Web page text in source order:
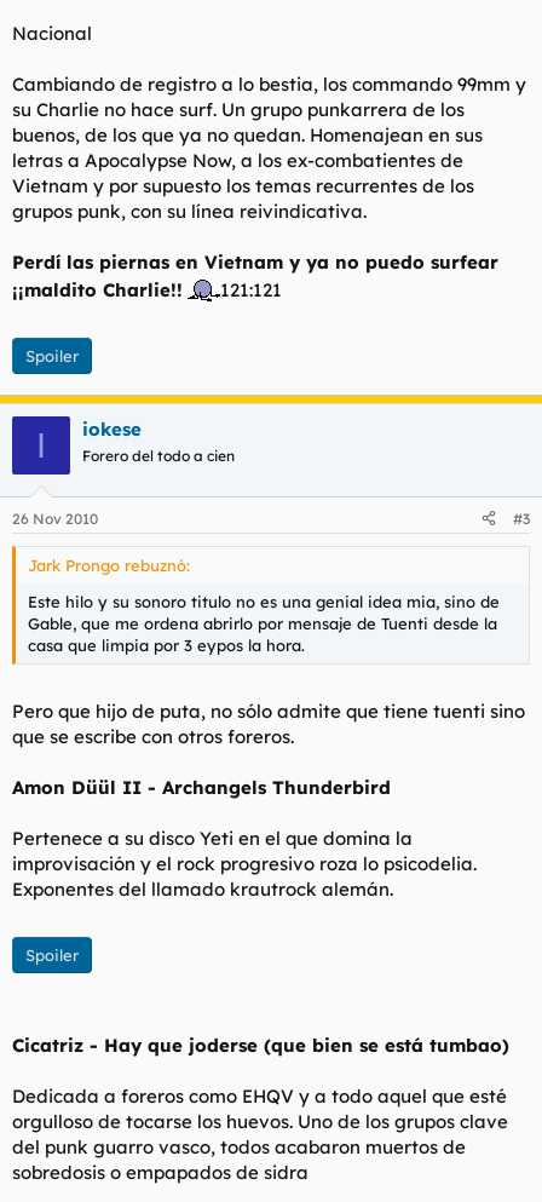
Nacional
Cambiando de registro a lo bestia, los commando 99mm y
su Charlie no hace surf. Un grupo punkarrera de los
buenos, de los que ya no quedan. Homenajean en sus
letras a Apocalypse Now, a los ex-combatientes de
Vietnam y por supuesto los temas recurrentes de los
grupos punk, con su línea reivindicativa.
Perdí las piernas en Vietnam y ya no puedo surfear
¡¡maldito Charlie!!
121:121
Spoiler
I iokese
Forero del todo a cien
26 Nov 2010 #3
Jark Prongo rebuznó:
Este hilo y su sonoro titulo no es una genial idea mia, sino de
Gable, que me ordena abrirlo por mensaje de Tuenti desde la
casa que limpia por 3 eypos la hora.
Pero que hijo de puta, no sólo admite que tiene tuenti sino
que se escribe con otros foreros.
Amon Düül II - Archangels Thunderbird
Pertenece a su disco Yeti en el que domina la
improvisación y el rock progresivo roza lo psicodelia.
Exponentes del llamado krautrock alemán.
Spoiler
Cicatriz - Hay que joderse (que bien se está tumbao)
Dedicada a foreros como EHQV y a todo aquel que esté
orgulloso de tocarse los huevos. Uno de los grupos clave
del punk guarro vasco, todos acabaron muertos de
sobredosis o empapados de sidra